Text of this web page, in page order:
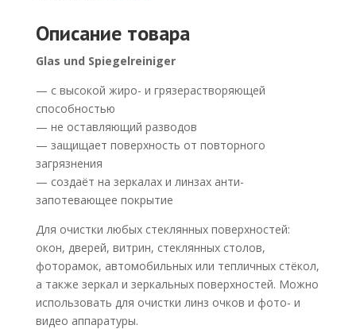
Описание товара
Glas und Spiegelreiniger
— с высокой жиро- и грязерастворяющей
способностью
— не оставляющий разводов
— защищает поверхность от повторного
загрязнения
— создаёт на зеркалах и линзах анти-
запотевающее покрытие
Для очистки любых стеклянных поверхностей:
окон, дверей, витрин, стеклянных столов,
фоторамок, автомобильных или тепличных стёкол,
а также зеркал и зеркальных поверхностей. Можно
использовать для очистки линз очков и фото- и
видео аппаратуры.